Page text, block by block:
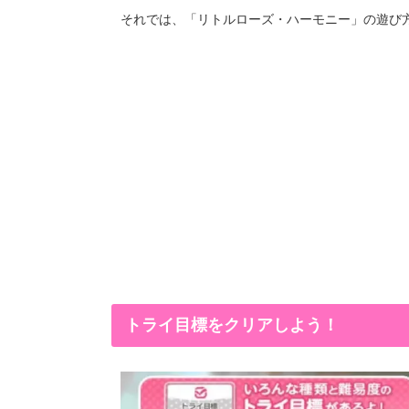
それでは、 「リトルローズ・ハーモニー」 の遊び
トライ目標をクリアしよう！